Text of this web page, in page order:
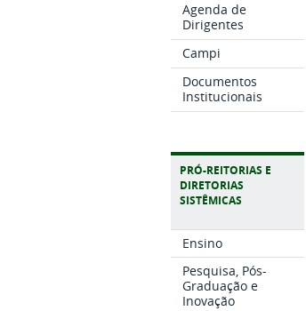
Agenda de
Dirigentes
Campi
Documentos
Institucionais
PRÓ-REITORIAS E
DIRETORIAS
SISTÊMICAS
Ensino
Pesquisa, Pós-
Graduação e
Inovação